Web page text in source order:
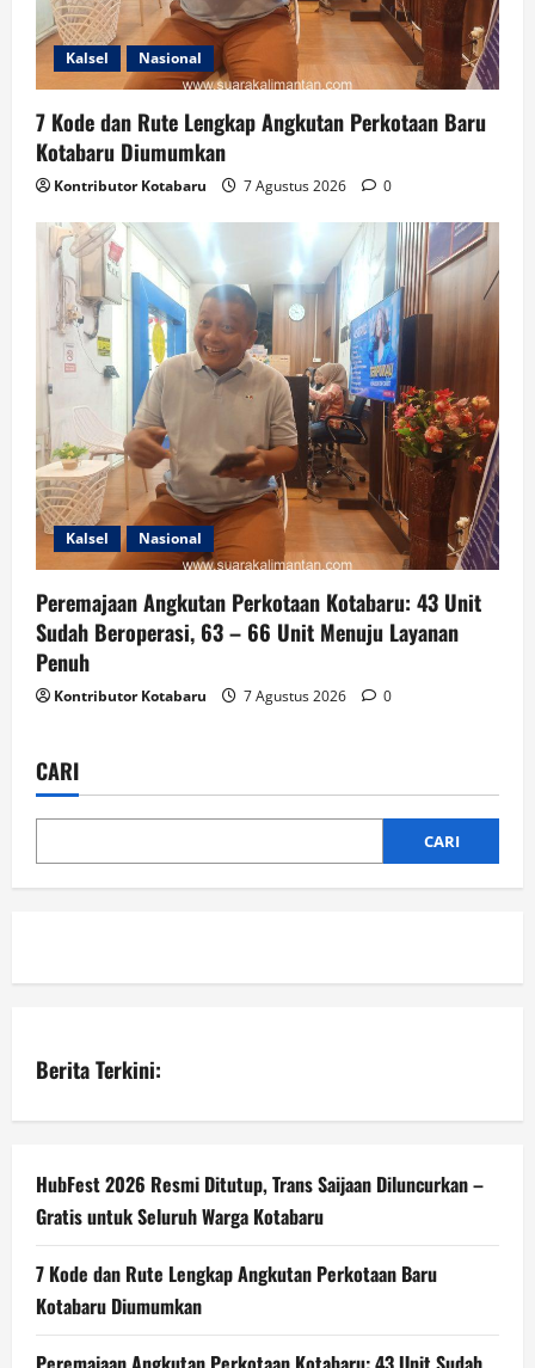
Kalsel Nasional
7 Kode dan Rute Lengkap Angkutan Perkotaan Baru
Kotabaru Diumumkan
Kontributor Kotabaru 7 Agustus 2026 0
Kalsel Nasional
Peremajaan Angkutan Perkotaan Kotabaru: 43 Unit
Sudah Beroperasi, 63 – 66 Unit Menuju Layanan
Penuh
Kontributor Kotabaru 7 Agustus 2026 0
CARI
CARI
Berita Terkini:
HubFest 2026 Resmi Ditutup, Trans Saijaan Diluncurkan –
Gratis untuk Seluruh Warga Kotabaru
7 Kode dan Rute Lengkap Angkutan Perkotaan Baru
Kotabaru Diumumkan